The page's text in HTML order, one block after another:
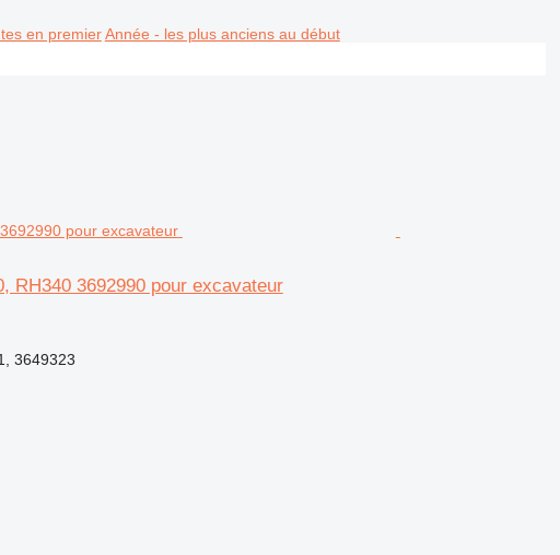
en premier Année - les plus anciens au début
RH340 3692990 pour excavateur
3649323